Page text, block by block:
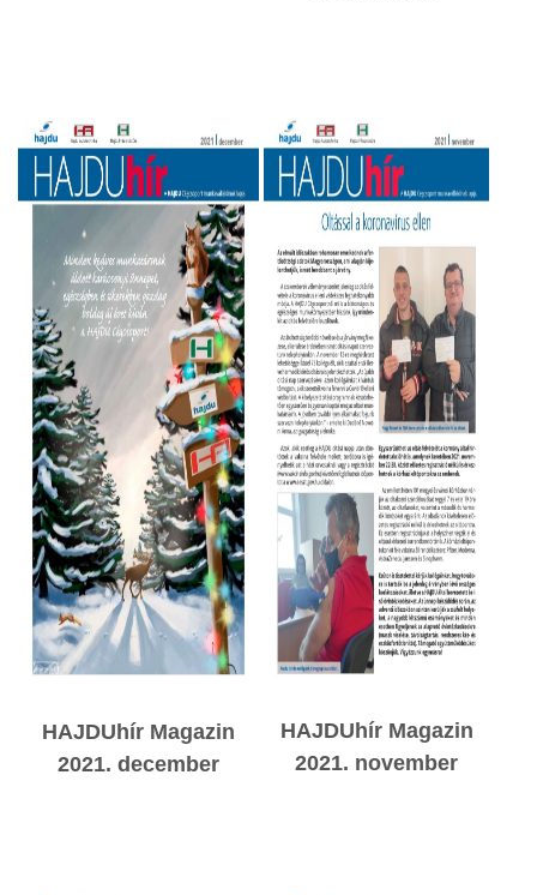
HAJDUhír Magazin
2021. december
HAJDUhír Magazin
2021. november